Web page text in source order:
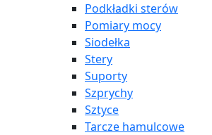
Podkładki sterów
Pomiary mocy
Siodełka
Stery
Suporty
Szprychy
Sztyce
Tarcze hamulcowe